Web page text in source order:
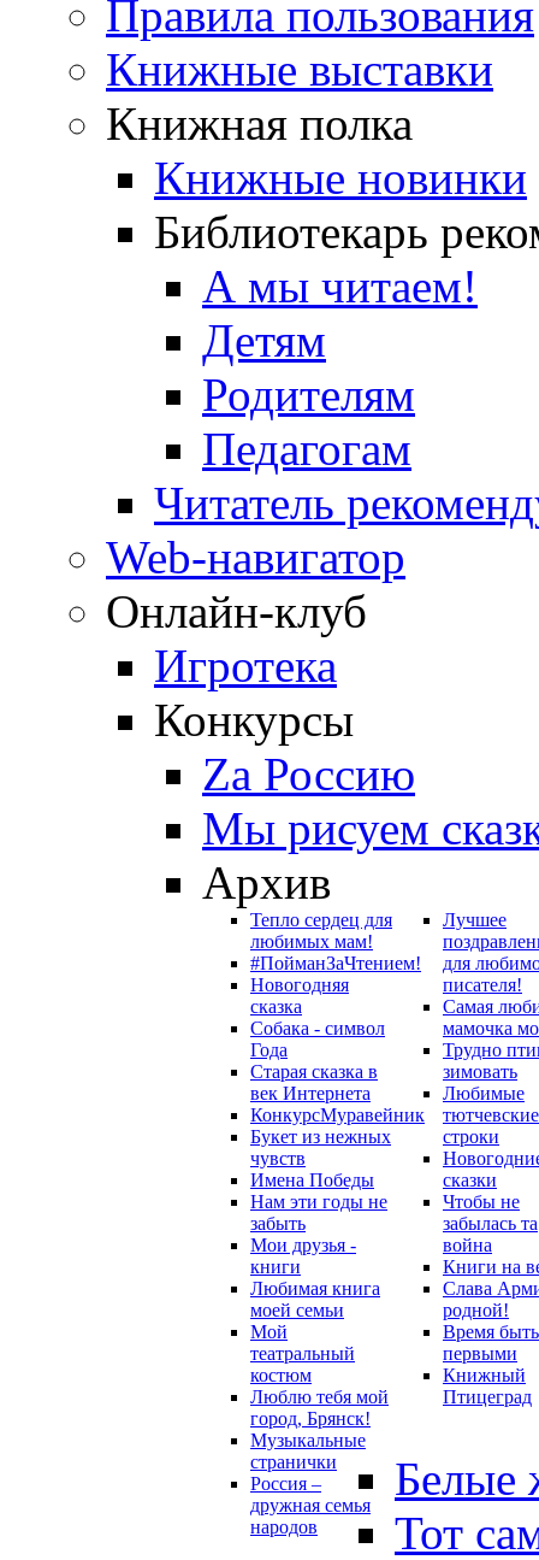
Правила пользования
Книжные выставки
Книжная полка
Книжные новинки
Библиотекарь
А мы читаем!
Детям
Родителям
Педагогам
Читатель
Web-навигатор
Онлайн-клуб
Игротека
Конкурсы
Zа Россию
Мы рисуем
Архив
Тепло сердец для
любимых мам!
#ПойманЗаЧтением!
Новогодняя
сказка
Собака - символ
Года
Старая сказка в
век Интернета
КонкурсМуравейник
Букет из нежных
чувств
Имена Победы
Нам эти годы не
забыть
Мои друзья -
книги
Любимая книга
моей семьи
Мой
театральный
костюм
Люблю тебя мой
город, Брянск!
Музыкальные
странички
Россия –
дружная семья
народов
Лучшее
для
писателя!
Самая
мамочка
Трудно
зимовать
Любимые
тютчевские
строки
сказки
Чтобы не
забылась та
война
Книги на
Слава
родной!
Время быть
первыми
Книжный
Птицеград
Белые
Тот